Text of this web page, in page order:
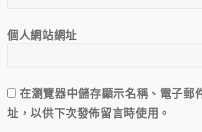
個人網站網址
在瀏覽器中儲存顯示名稱、電子郵
址，以供下次發佈留言時使用。